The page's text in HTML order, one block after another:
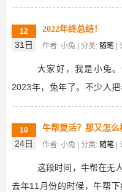
疫情，几年没看过演唱会，
12
31日
2022年终总结！
作者: 小兔 | 分类: 随笔 |
大家好，我是小兔
2023年，兔年了。不少人
说，新年不是你的分水岭，
10
24日
牛帮复活？那又怎么
作者: 小兔 | 分类: 随笔 |
这段时间，牛帮在无
去年11月份的时候，牛帮